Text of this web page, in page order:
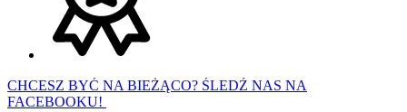
CHCESZ BYĆ NA BIEŻĄCO? ŚLEDŹ NAS NA
FACEBOOKU!